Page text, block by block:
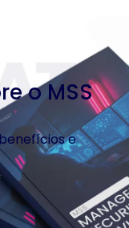
o MSS
e